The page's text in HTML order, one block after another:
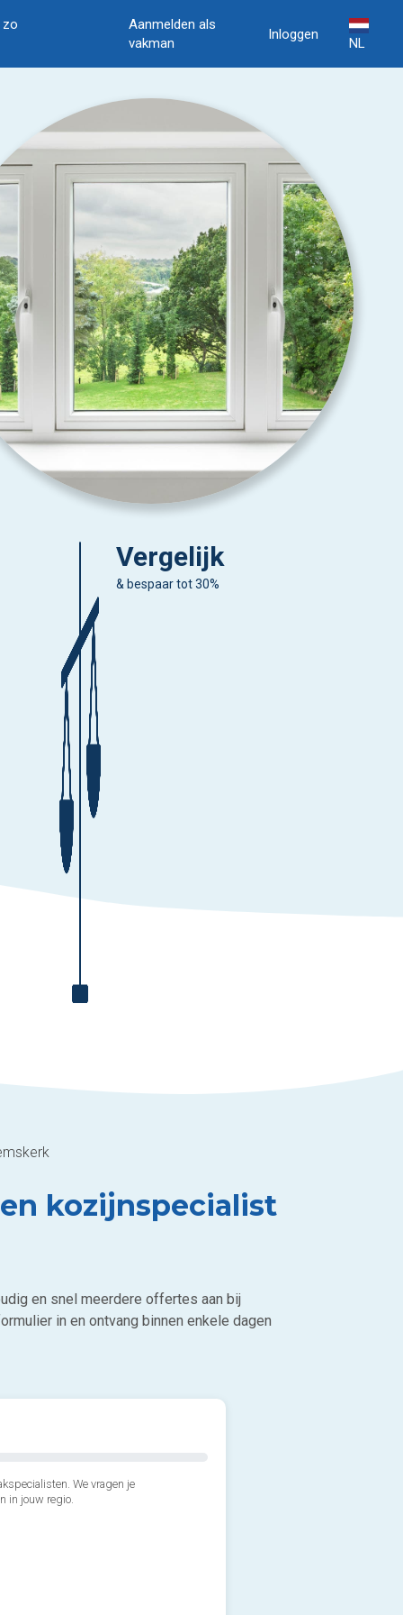
zo
Aanmelden als
vakman
Inloggen
NL
Vergelijk
& bespaar tot 30%
kozijnspecialist
en snel meerdere offertes aan bij
in en ontvang binnen enkele dagen
We vragen je
in jouw regio.